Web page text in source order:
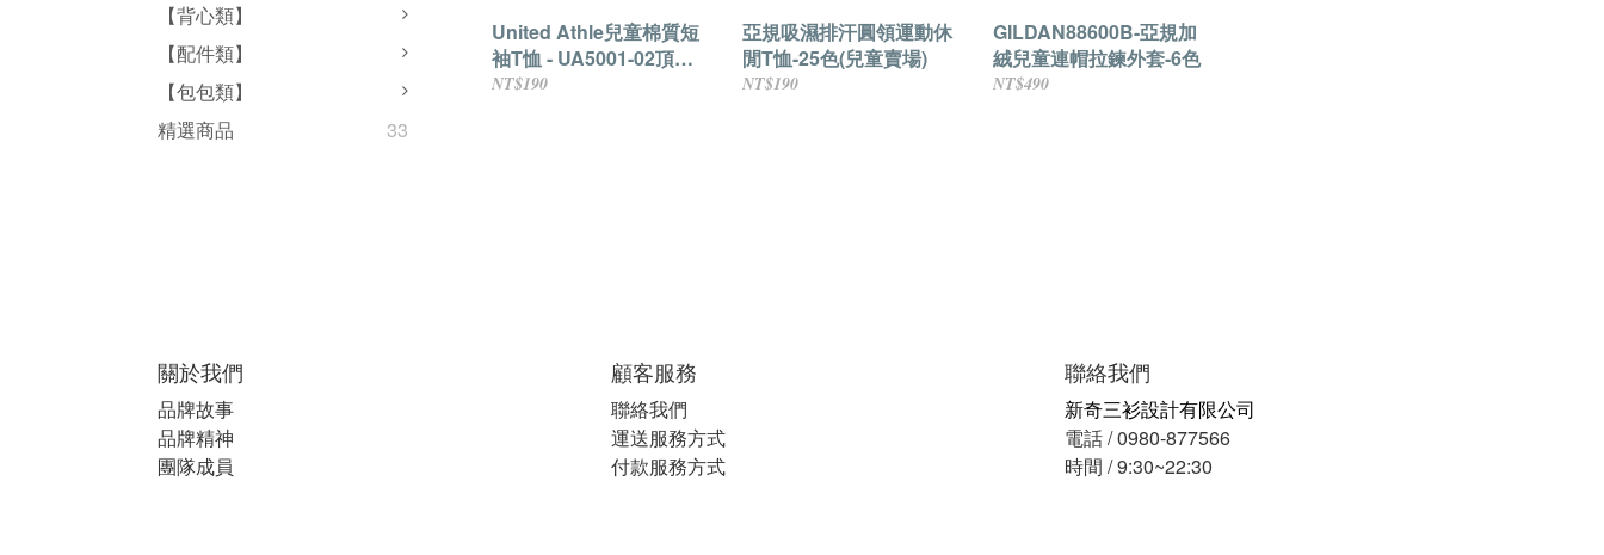
【背心類】
【配件類】
【包包類】
精選商品
33
United Athle兒童棉質短
袖T恤 - UA5001-02頂級
棉柔5.6OZ-共19色
NT$190
亞規吸濕排汗圓領運動休
閒T恤-25色(兒童賣場)
NT$190
GILDAN88600B-亞規加
絨兒童連帽拉鍊外套-6色
NT$490
關於我們
品牌故事
品牌精神
團隊成員
顧客服務
聯絡我們
運送服務方式
付款服務方式
聯絡我們
新奇三衫設計有限公司
電話 / 0980-877566
時間 / 9:30~22:30